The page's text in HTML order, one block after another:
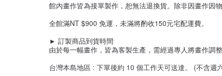
館內畫作皆為接單製作，恕無法退換貨。除非因畫作因
全館滿NT $900 免運，未滿將酌收150元宅配運費。
► 訂製商品到貨時間
由於每一幅畫作，皆為客製生產，需經過專人將畫作調
台灣本島地區 : 下單後約 10 個工作天可送達。 (不含週